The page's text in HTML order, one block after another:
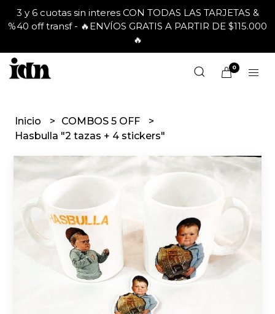
3 y 6 cuotas sin interes CON TODAS LAS TARJETAS &
%40 off transf - 🔥ENVÍOS GRATIS A PARTIR DE $115.000
🔥
0
Inicio
COMBOS 5 OFF
Hasbulla "2 tazas + 4 stickers"